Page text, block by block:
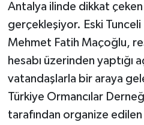
Antalya ilinde dikkat
gerçekleşiyor. Eski Tunceli
Mehmet Fatih Maçoğlu,
hesabı üzerinden yaptığı
vatandaşlarla bir araya
Türkiye Ormancılar
tarafından organize